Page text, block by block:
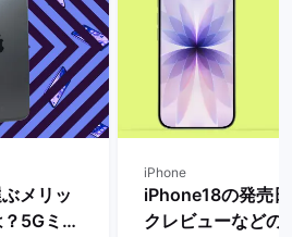
メリッ
5Gミリ
iPhone
iPhone18の発売
クレビューなどの